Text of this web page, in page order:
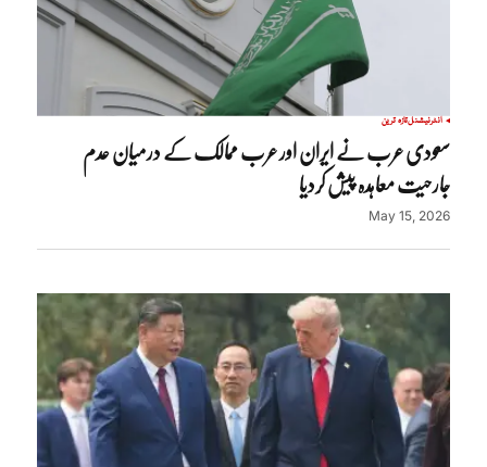
انٹرنیشنلتازہ ترین
سعودی عرب نے ایران اور عرب ممالک کے درمیان عدم
جارحیت معاہدہ پیش کردیا
May 15, 2026